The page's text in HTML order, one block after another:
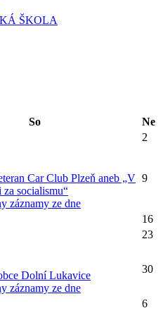
ŠKOLA
So
Ne
2
Car Club Plzeň aneb „V
socialismu“
záznamy ze dne
9
16
23
Dolní Lukavice
záznamy ze dne
30
6